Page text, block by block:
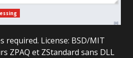
required. License: BSD/MIT
ZPAQ et ZStandard sans DLL